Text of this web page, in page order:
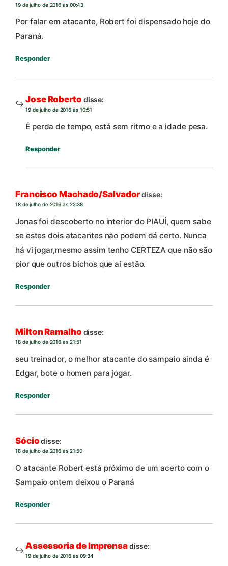
19 de julho de 2016 às 00:43
Por falar em atacante, Robert foi dispensado hoje do
Paraná.
Responder
Jose Roberto disse:
19 de julho de 2016 às 10:51
É perda de tempo, está sem ritmo e a idade pesa.
Responder
Francisco Machado/Salvadordisse:
18 de julho de 2016 às 22:38
Jonas foi descoberto no interior do PIAUÍ, quem sabe
se estes dois atacantes não podem dá certo. Nunca
há vi jogar,mesmo assim tenho CERTEZA que não são
pior que outros bichos que aí estão.
Responder
Milton Ramalho disse:
18 de julho de 2016 às 21:51
seu treinador, o melhor atacante do sampaio ainda é
Edgar, bote o homen para jogar.
Responder
Sócio disse:
18 de julho de 2016 às 21:50
O atacante Robert está próximo de um acerto com o
Sampaio ontem deixou o Paraná
Responder
Assessoria de Imprensadisse:
19 de julho de 2016 às 09:34